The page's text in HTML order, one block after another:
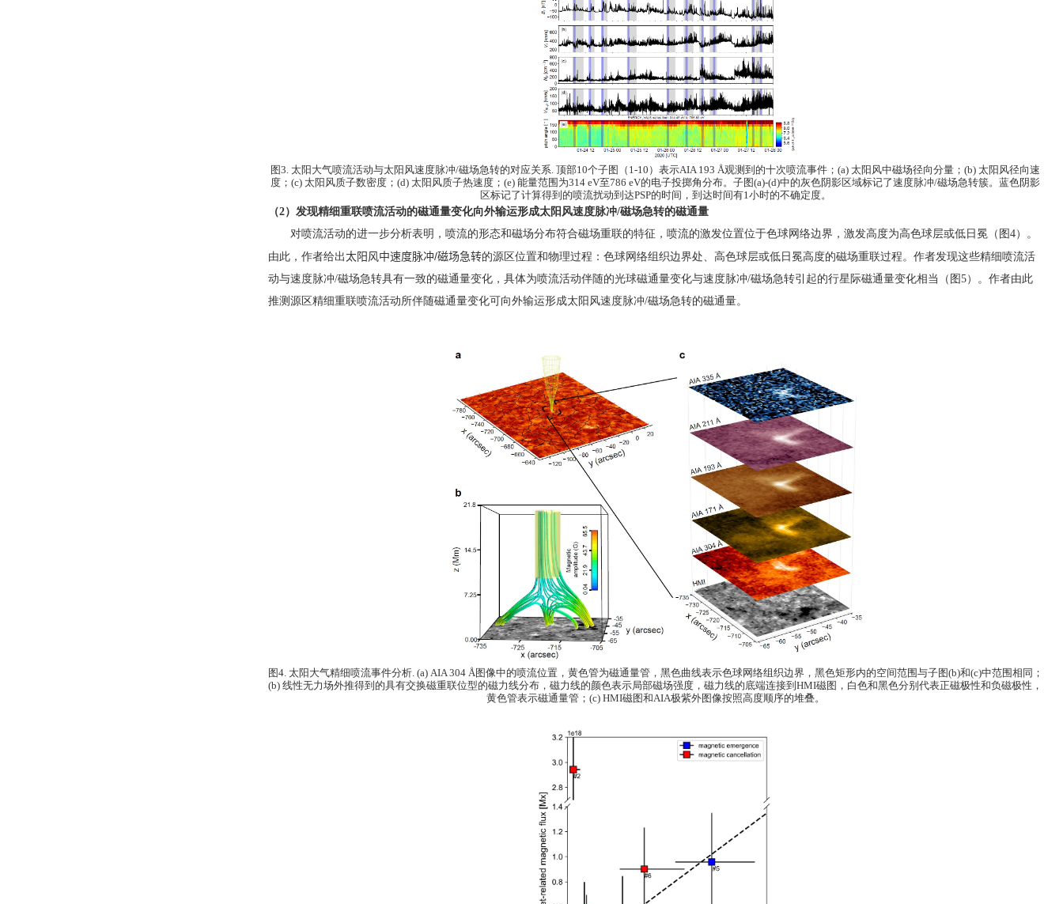
图3.太阳大气喷流活动与太阳风速度脉冲/磁场急转的对应关系 .顶部10个子图（ 1-10 ）表示AIA 193 Å观测到的十次喷流事件；(a)太阳风中磁场径向分量；(b)太阳风径向速
度；(c)太阳风质子数密度；(d)太阳风质子热速度；(e)能量范围为314 eV至786 eV的电子投掷角分布。子图(a)-(d)中的灰色阴影区域标记了速度脉冲/磁场急转簇。蓝色阴影
区标记了计算得到的喷流扰动到达PSP的时间，到达时间有1 小时的不确定度。
（2）发现精细重联喷流活动的磁通量变化向外输运形成太阳风速度脉冲/磁场急转的磁通量
对喷流活动的进一步分析表明，喷流的形态和磁场分布符合磁场重联的特征，喷流的激发位置位于色球网络边界，激发高度为高色球层或低日冕（图 4）。
由此，作者给出太阳风中速度脉冲/磁场急转的源区位置和物理过程： 色球网络组织边界处、高色球层或低日冕高度的磁场重联过程。作者发现这些精细喷流活
动与速度脉冲/磁场急转具有一致的磁通量变化，具体为喷流活动伴随的光球磁通量变化与速度脉冲/磁场急转引起的行星际磁通量变化相当（图 5）。作者由此
推测源区精细重联喷流活动所伴随磁通量变化可向外输运形成太阳风速度脉冲/磁场急转的磁通量。
图4. 太阳大气精细喷流事件分析. (a) AIA 304 Å图像中的喷流位置，黄色管为磁通量管，黑色曲线表示色球网络组织边界，黑色矩形内的空间范围与子图(b)和(c)中范围相同；
(b)线性无力场外推得到的具有交换磁重联位型的磁力线分布，磁力线的颜色表示局部磁场强度，磁力线的底端连接到HMI磁图，白色和黑色分别代表正磁极性和负磁极性，
黄色管表示磁通量管； (c) HMI磁图和AIA极紫外图像按照高度顺序的堆叠。